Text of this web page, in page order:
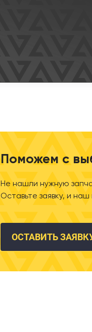
Поможем с
Не нашли нужную
Оставьте заявку, и
ОСТАВИТЬ